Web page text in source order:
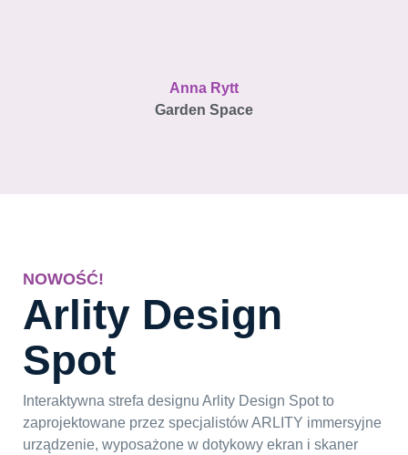
Anna Rytt
Garden Space
NOWOŚĆ!
Arlity Design
Spot
Interaktywna strefa designu Arlity Design Spot to
zaprojektowane przez specjalistów ARLITY immersyjne
urządzenie, wyposażone w dotykowy ekran i skaner